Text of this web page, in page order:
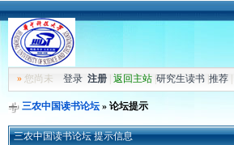
»您尚未 登录 注册| 返回主站| 研究生读书| 推荐|
三农中国读书论坛» 论坛提示
三农中国读书论坛 提示信息